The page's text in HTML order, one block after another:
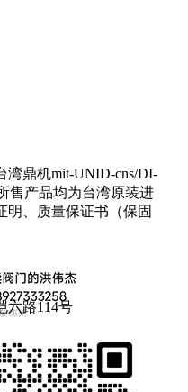
湾鼎机mit-UNID-cns/DI-
售产品均为台湾原装进
明、质量保证书（保固
六路114号